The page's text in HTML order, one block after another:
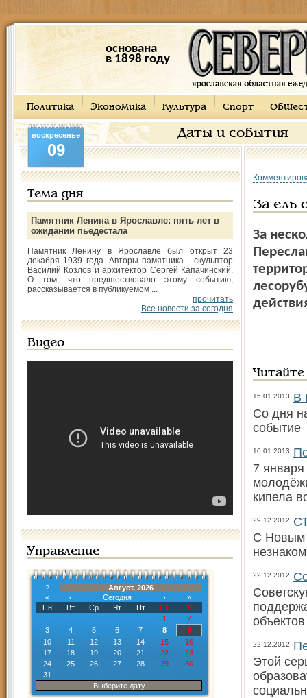
основана
в 1898 году
Политика Экономика Культура Спорт
Даты и события
воскресенье
09
Тема дня
Памятник Ленина в Ярославле: пять лет в
ожидании пьедестала
Памятник Ленину в Ярославле был открыт 23
декабря 1939 года. Авторы памятника - скульптор
Василий Козлов и архитектор Сергей Капачинский.
О том, что предшествовало этому событию,
рассказывается в публикуемом ...
прочитать
Все новости за сегодня
Видео
Управление
?
Август, 2026
«
‹ Сегодня ›
»
Пн
Вт Ср Чт Пт Сб
Вс
1
2
3
4 5 6 7 8
9
10
11 12 13 14 15
16
17
18 19 20 21 22
23
24
25 26 27 28 29
30
31
Выберите дату
За ель
За
15.01.2013
В
Со дня
событие
10.01.2013
7 января
кипела
29.12.2012
С Новым
22.12.2012
22.12.2012
Этой